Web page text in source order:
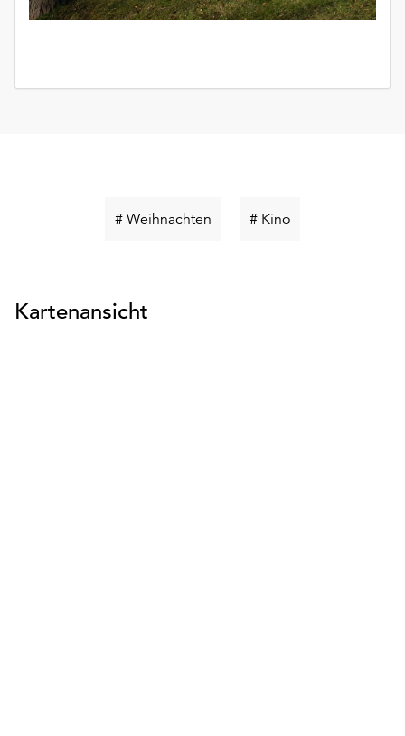
# Weihnachten Schlüsselwort
# KinoSchlüsselwort
Kartenansicht